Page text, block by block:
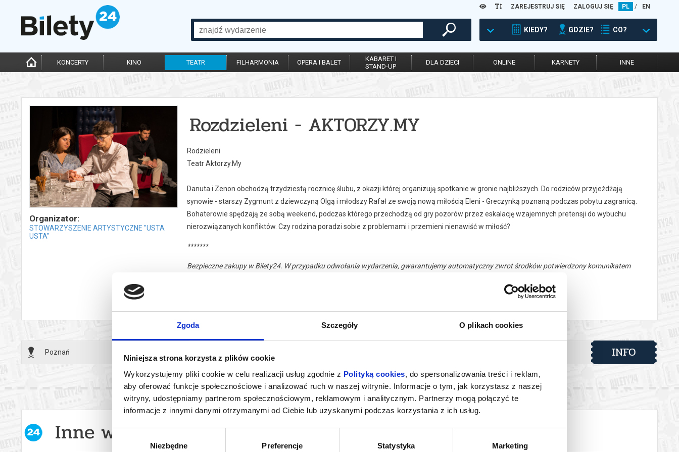
Zgoda Szczegóły O plikach cookies
Niniejsza strona korzysta z plików cookie
Wykorzystujemy pliki cookie w celu realizacji usług zgodnie z Polityką cookies, do spersonalizowania treści i reklam,
aby oferować funkcje społecznościowe i analizować ruch w naszej witrynie. Informacje o tym, jak korzystasz z naszej
witryny, udostępniamy partnerom społecznościowym, reklamowym i analitycznym. Partnerzy mogą połączyć te
informacje z innymi danymi otrzymanymi od Ciebie lub uzyskanymi podczas korzystania z ich usług.
Wybór
Niezbędne Preferencje Statystyka Marketing
ZAREJESTRUJ SIĘ ZALOGUJ SIĘ PL / EN
KIEDY? GDZIE? CO?
KONCERTY KINO TEATR FILHARMONIA OPERA I BALET
KABARET I
STAND-UP
DLA DZIECI ONLINE KARNETY INNE
Organizator:
STOWARZYSZENIE ARTYSTYCZNE "USTA
USTA"
Rozdzieleni - AKTORZY.MY
Rodzieleni
Teatr Aktorzy.My
Danuta i Zenon obchodzą trzydziestą rocznicę ślubu, z okazji której organizują spotkanie w gronie najbliższych. Do rodziców przyjeżdżają
synowie - starszy Zygmunt z dziewczyną Olgą i młodszy Rafał ze swoją nową miłością Eleni - Greczynką poznaną podczas pobytu zagranicą.
Bohaterowie spędzają ze sobą weekend, podczas którego przechodzą od gry pozorów przez eskalację wzajemnych pretensji do wybuchu
nierozwiązanych konfliktów. Czy rodzina poradzi sobie z problemami i przemieni nienawiść w miłość?
*******
Bezpieczne zakupy w Bilety24. W przypadku odwołania wydarzenia, gwarantujemy automatyczny zwrot środków potwierdzony komunikatem
Poznań INFO
Inne wydarzenia w pobliżu